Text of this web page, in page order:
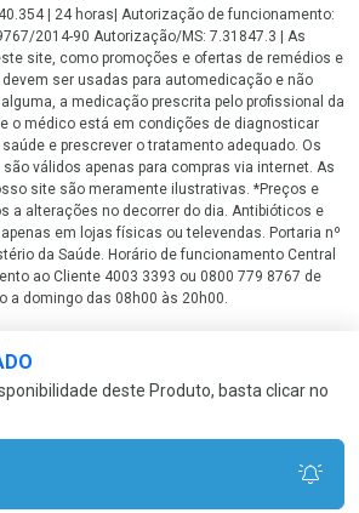
deste Produto, basta clicar no
| 24 horas| Autorização de funcionamento:
2014-90 Autorização/MS: 7.31847.3 | As
site, como promoções e ofertas de remédios e
ser usadas para automedicação e não
a medicação prescrita pelo profissional da
o médico está em condições de diagnosticar
e prescrever o tratamento adequado. Os
válidos apenas para compras via internet. As
site são meramente ilustrativas. *Preços e
a alterações no decorrer do dia. Antibióticos e
em lojas físicas ou televendas. Portaria nº
da Saúde. Horário de funcionamento Central
ao Cliente 4003 3393 ou 0800 779 8767 de
a domingo das 08h00 às 20h00.
Cookies